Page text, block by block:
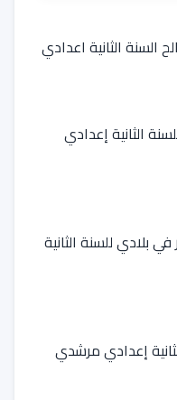
السنة الثانية اعدادي
الثانية إعدادي
بلادي للسنة الثانية
إعدادي مرشدي